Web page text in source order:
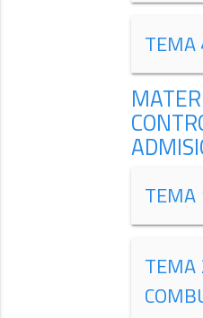
TEMA
TEMA
TEMA